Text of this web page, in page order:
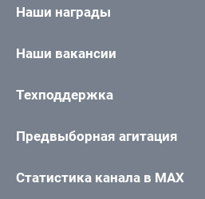
Наши награды
Наши вакансии
Техподдержка
Предвыборная агитация
Статистика канала в MAX